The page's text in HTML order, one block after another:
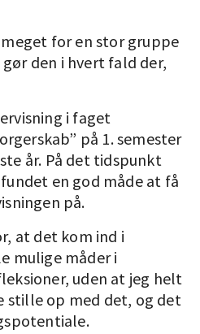
for en stor gruppe
den i hvert fald der,
i faget
på 1. semester
år. På det tidspunkt
en god måde at få
på.
at det kom ind i
mulige måder i
uden at jeg helt
stille op med det, og det